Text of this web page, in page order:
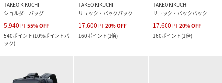
TAKEO KIKUCHI
ショルダーバッグ
5,940 円 55%OFF
540ポイント(10%ポイントバ
ック)
TAKEO KIKUCHI
リュック・バックパック
17,600 円 20%OFF
160ポイント(1倍)
TAKEO KIKUCHI
リュック・バックパック
17,600 円 20%OFF
160ポイント(1倍)